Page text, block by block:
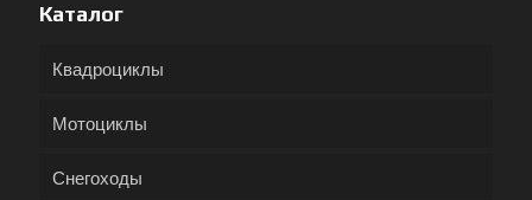
Каталог
Квадроциклы
Мотоциклы
Снегоходы